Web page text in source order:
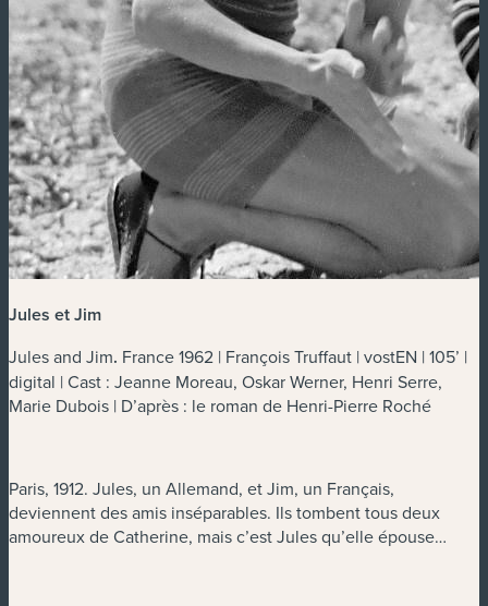
Jules et Jim
Jules and Jim. France 1962 | François Truffaut | vostEN | 105’ |
digital | Cast : Jeanne Moreau, Oskar Werner, Henri Serre,
Marie Dubois | D’après : le roman de Henri-Pierre Roché
Paris, 1912. Jules, un Allemand, et Jim, un Français,
deviennent des amis inséparables. Ils tombent tous deux
amoureux de Catherine, mais c’est Jules qu’elle épouse…